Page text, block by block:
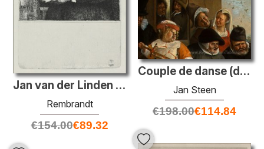
Jan van der Linden Antonedis
Rembrandt
€154.00€89.32
Couple de danse (détail)
Jan Steen
€198.00€114.84